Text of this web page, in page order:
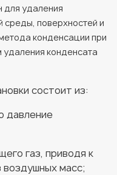
для удаления
поверхностей и
конденсации при
конденсата
состоит из:
давление
газ, приводя к
масс;